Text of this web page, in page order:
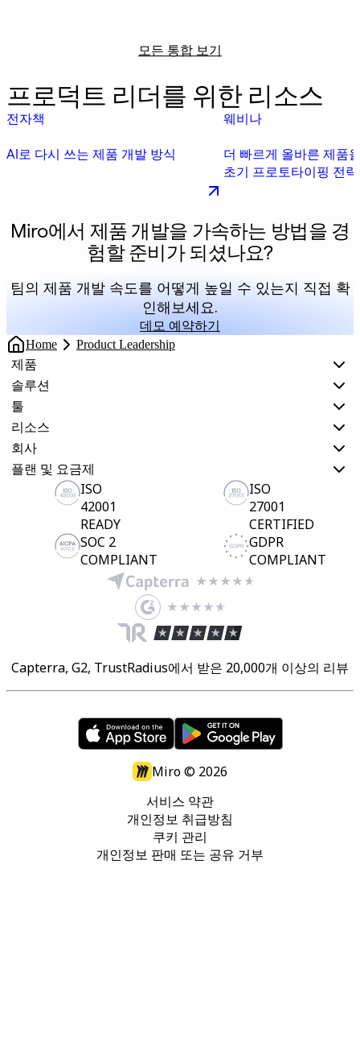
모든 통합 보기
프로덕트 리더를 위한 리소스
전자책
AI로 다시 쓰는 제품 개발 방식
웨비나
더 빠르게 올바른 제품
초기 프로토타이핑 전
Miro에서 제품 개발을 가속하는 방법을 경
험할 준비가 되셨나요?
팀의 제품 개발 속도를 어떻게 높일 수 있는지 직접 확
인해보세요.
데모 예약하기
Home Product Leadership
제품
솔루션
툴
리소스
회사
플랜 및 요금제
ISO
42001
READY
ISO
27001
CERTIFIED
SOC 2
COMPLIANT
GDPR
COMPLIANT
Capterra, G2, TrustRadius에서 받은 20,000개 이상의 리뷰
Miro © 2026
서비스 약관
개인정보 취급방침
쿠키 관리
개인정보 판매 또는 공유 거부